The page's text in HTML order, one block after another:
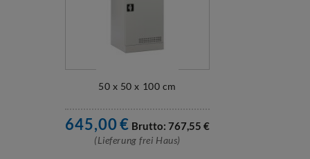
50 x 50 x 100 cm
645,00€ Brutto: 767,55 €
(Lieferung frei Haus)